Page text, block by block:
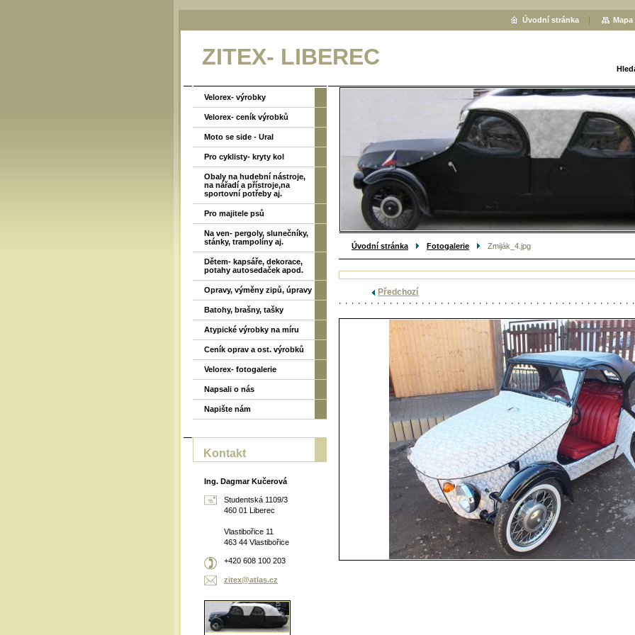
ZITEX- LIBEREC
Úvodní stránka Fotogalerie Zmiják_4.jpg
Předchozí
Velorex- výrobky
Velorex- ceník výrobků
Moto se side - Ural
Pro cyklisty- kryty kol
Obaly na hudební nástroje,
na nářadí a přístroje,na
sportovní potřeby aj.
Pro majitele psů
Na ven- pergoly, slunečníky,
stánky, trampolíny aj.
Dětem- kapsáře, dekorace,
potahy autosedaček apod.
Opravy, výměny zipů, úpravy
Batohy, brašny, tašky
Atypické výrobky na míru
Ceník oprav a ost. výrobků
Velorex- fotogalerie
Napsali o nás
Napište nám
Kontakt
Ing. Dagmar Kučerová
Studentská 1109/3
460 01 Liberec
Vlastibořice 11
463 44 Vlastibořice
+420 608 100 203
zitex@atlas.cz
Úvodní stránka